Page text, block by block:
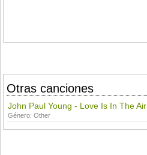
Otras canciones
John Paul Young - Love Is In The Air
Género:Other